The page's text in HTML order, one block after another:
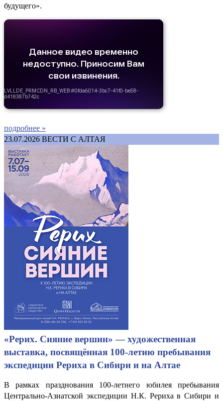
будущего».
подробнее »
23.07.2026 ВЕСТИ С АЛТАЯ
«Рерих. Сияние вершин» — художественная
выставка, посвящённая 100-летию пребывания
экспедиции Рериха в Сибири и на Алтае
В рамках празднования 100-летнего юбилея пребывания
Центрально-Азиатской экспедиции Н.К. Рериха в Сибири и